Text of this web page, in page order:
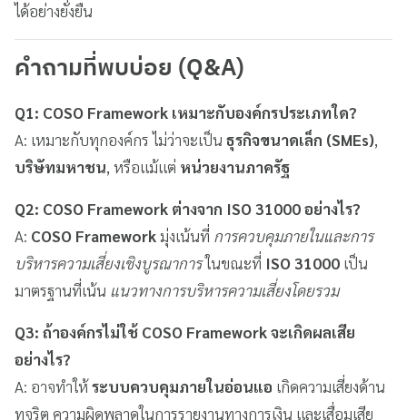
ได้อย่างยั่งยืน
คำถามที่พบบ่อย (Q&A)
Q1: COSO Framework เหมาะกับองค์กรประเภทใด?
A: เหมาะกับทุกองค์กร ไม่ว่าจะเป็น ธุรกิจขนาดเล็ก (SMEs),
บริษัทมหาชน, หรือแม้แต่ หน่วยงานภาครัฐ
Q2: COSO Framework ต่างจาก ISO 31000 อย่างไร?
A: COSO Frameworkมุ่งเน้นที่ การควบคุมภายในและการ
บริหารความเสี่ยงเชิงบูรณาการในขณะที่ ISO 31000 เป็น
มาตรฐานที่เน้น แนวทางการบริหารความเสี่ยงโดยรวม
Q3: ถ้าองค์กรไม่ใช้ COSO Framework จะเกิดผลเสีย
อย่างไร?
A: อาจทำให้ระบบควบคุมภายในอ่อนแอ เกิดความเสี่ยงด้าน
ทุจริต ความผิดพลาดในการรายงานทางการเงิน และเสื่อมเสีย